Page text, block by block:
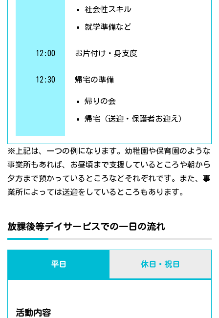
社会性スキル
就学準備など
12:00 お片付け・身支度
12:30 帰宅の準備
帰りの会
帰宅（送迎・保護者お迎え）
※上記は、一つの例になります。幼稚園や保育園のような
事業所もあれば、お昼頃まで支援しているところや朝から
夕方まで預かっているところなどそれぞれです。また、事
業所によっては送迎をしているところもあります。
放課後等デイサービスでの一日の流れ
平日 休日・祝日
活動内容